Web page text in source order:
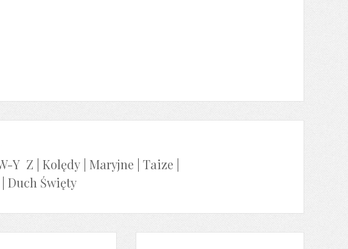
Y Z Kolędy| Maryjne Taize
Duch Święty